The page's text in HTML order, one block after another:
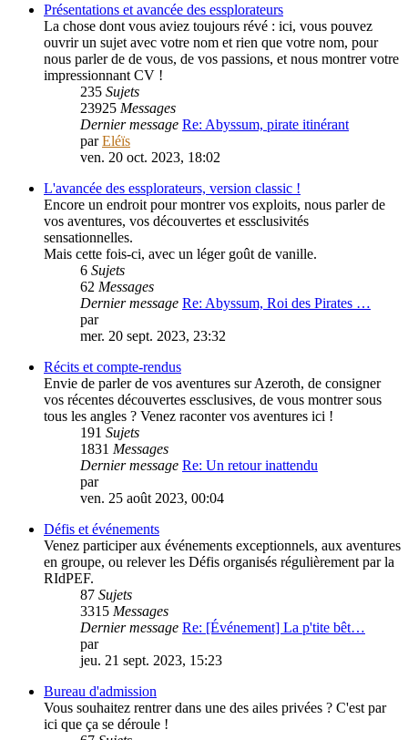
Présentations et avancée des essplorateurs
La chose dont vous aviez toujours révé : ici, vous pouvez
ouvrir un sujet avec votre nom et rien que votre nom, pour
nous parler de de vous, de vos passions, et nous montrer votre
impressionnant CV !
235 Sujets
23925 Messages
Dernier message Re: Abyssum, pirate itinérant
parEléïs
ven. 20 oct. 2023, 18:02
L'avancée des essplorateurs, version classic !
Encore un endroit pour montrer vos exploits, nous parler de
vos aventures, vos découvertes et essclusivités
sensationnelles.
Mais cette fois-ci, avec un léger goût de vanille.
6 Sujets
62 Messages
Dernier message Re: Abyssum, Roi des Pirates …
par
mer. 20 sept. 2023, 23:32
Récits et compte-rendus
Envie de parler de vos aventures sur Azeroth, de consigner
vos récentes découvertes essclusives, de vous montrer sous
tous les angles ? Venez raconter vos aventures ici !
191 Sujets
1831 Messages
Dernier message Re: Un retour inattendu
par
ven. 25 août 2023, 00:04
Défis et événements
Venez participer aux événements exceptionnels, aux aventures
en groupe, ou relever les Défis organisés régulièrement par la
RIdPEF.
87 Sujets
3315 Messages
Dernier message Re: [Événement] La p'tite bêt…
par
jeu. 21 sept. 2023, 15:23
Bureau d'admission
Vous souhaitez rentrer dans une des ailes privées ? C'est par
ici que ça se déroule !